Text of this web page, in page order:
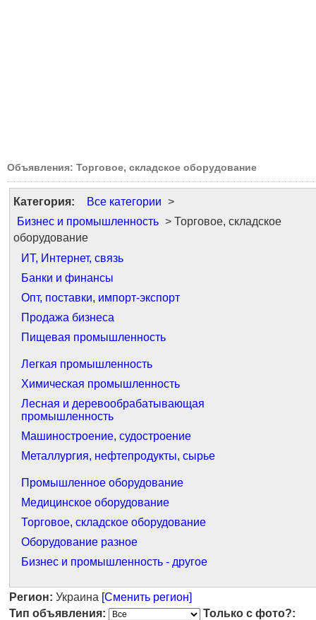
Объявления: Торговое, складское оборудование
Категория: Все категории >
Бизнес и промышленность > Торговое, складское
оборудование
ИТ, Интернет, связь
Банки и финансы
Опт, поставки, импорт-экспорт
Продажа бизнеса
Пищевая промышленность
Легкая промышленность
Химическая промышленность
Лесная и деревообрабатывающая
промышленность
Машиностроение, судостроение
Металлургия, нефтепродукты, сырье
Промышленное оборудование
Медицинское оборудование
Торговое, складское оборудование
Оборудование разное
Бизнес и промышленность - другое
Регион: Украина [Сменить регион]
Тип объявления:
Только с фото?: